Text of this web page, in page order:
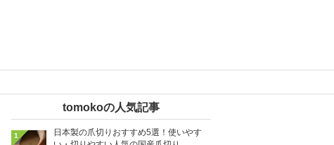
tomokoの人気記事
1
日本製の爪切りおすすめ5選！使いやす